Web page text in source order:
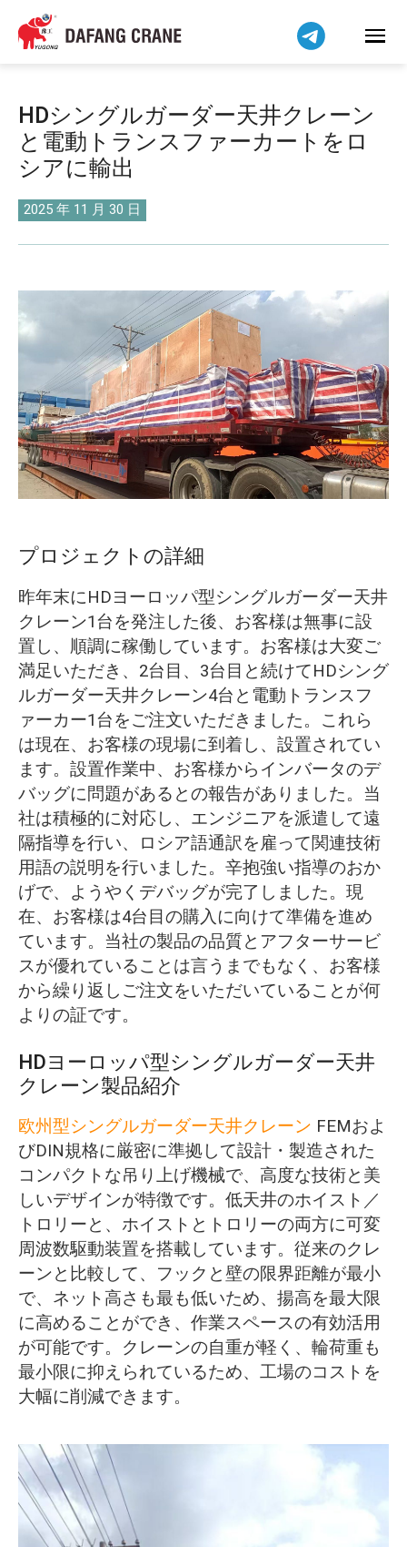
HDシングルガーダー天井クレーン
と電動トランスファーカートをロ
シアに輸出
2025 年 11 月 30 日
プロジェクトの詳細
昨年末にHDヨーロッパ型シングルガーダー天井
クレーン1台を発注した後、お客様は無事に設
置し、順調に稼働しています。お客様は大変ご
満足いただき、2台目、3台目と続けてHDシング
ルガーダー天井クレーン4台と電動トランスフ
ァーカー1台をご注文いただきました。これら
は現在、お客様の現場に到着し、設置されてい
ます。設置作業中、お客様からインバータのデ
バッグに問題があるとの報告がありました。当
社は積極的に対応し、エンジニアを派遣して遠
隔指導を行い、ロシア語通訳を雇って関連技術
用語の説明を行いました。辛抱強い指導のおか
げで、ようやくデバッグが完了しました。現
在、お客様は4台目の購入に向けて準備を進め
ています。当社の製品の品質とアフターサービ
スが優れていることは言うまでもなく、お客様
から繰り返しご注文をいただいていることが何
よりの証です。
HDヨーロッパ型シングルガーダー天井
クレーン製品紹介
欧州型シングルガーダー天井クレーン FEMおよ
びDIN規格に厳密に準拠して設計・製造された
コンパクトな吊り上げ機械で、高度な技術と美
しいデザインが特徴です。低天井のホイスト／
トロリーと、ホイストとトロリーの両方に可変
周波数駆動装置を搭載しています。従来のクレ
ーンと比較して、フックと壁の限界距離が最小
で、ネット高さも最も低いため、揚高を最大限
に高めることができ、作業スペースの有効活用
が可能です。クレーンの自重が軽く、輪荷重も
最小限に抑えられているため、工場のコストを
大幅に削減できます。
Bahasa Indonesia
Bahasa Melayu
বাংলা
فارسی
Pilipino
اردو
Українська
Беларуская мова
Kiswahili
Dansk
Norsk
O‘zbekcha